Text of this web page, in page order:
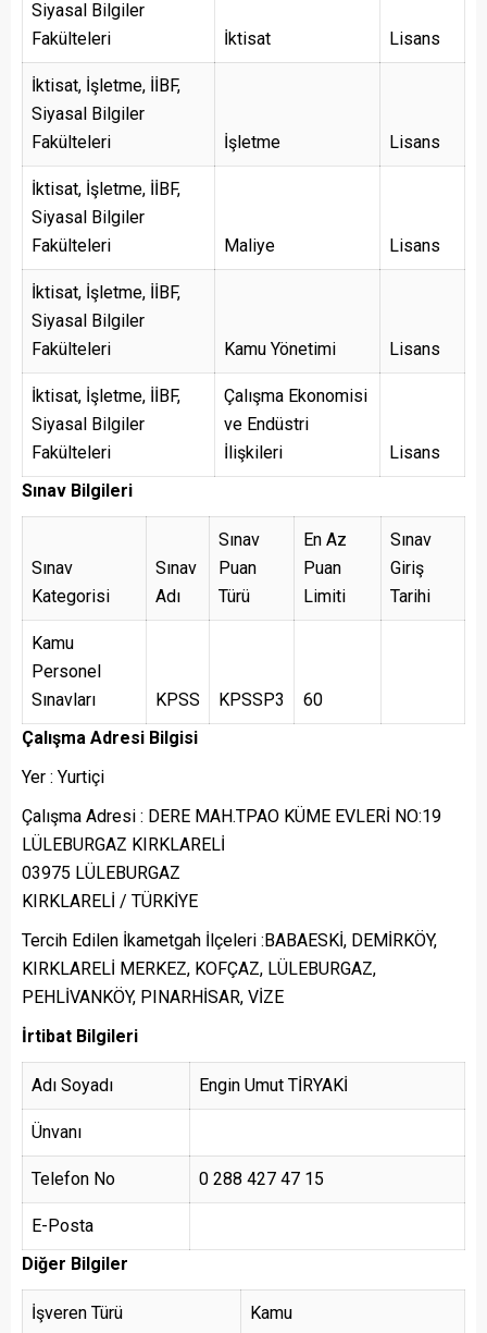
Siyasal Bilgiler
Fakülteleri
İktisat Lisans
İktisat, İşletme, İİBF,
Siyasal Bilgiler
Fakülteleri
İşletme Lisans
İktisat, İşletme, İİBF,
Siyasal Bilgiler
Fakülteleri
Maliye Lisans
İktisat, İşletme, İİBF,
Siyasal Bilgiler
Fakülteleri
Kamu Yönetimi Lisans
İktisat, İşletme, İİBF,
Siyasal Bilgiler
Fakülteleri
Çalışma Ekonomisi
ve Endüstri
İlişkileri
Lisans
Sınav Bilgileri
Sınav
Kategorisi
Sınav
Adı
Sınav
Puan
Türü
En Az
Puan
Limiti
Sınav
Giriş
Tarihi
Kamu
Personel
Sınavları
KPSS KPSSP3
60
Çalışma Adresi Bilgisi
Yer : Yurtiçi
Çalışma Adresi : DERE MAH.TPAO KÜME EVLERİ NO:19
LÜLEBURGAZ KIRKLARELİ
03975 LÜLEBURGAZ
KIRKLARELİ / TÜRKİYE
Tercih Edilen İkametgah İlçeleri :BABAESKİ, DEMİRKÖY,
KIRKLARELİ MERKEZ, KOFÇAZ, LÜLEBURGAZ,
PEHLİVANKÖY, PINARHİSAR, VİZE
İrtibat Bilgileri
Adı Soyadı Engin Umut TİRYAKİ
Ünvanı
Telefon No 0 288 427 47 15
E-Posta
Diğer Bilgiler
İşveren Türü Kamu